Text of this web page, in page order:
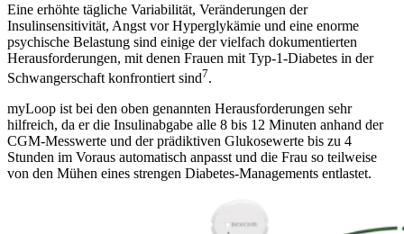
Eine erhöhte tägliche Variabilität, Veränderungen der
Insulinsensitivität, Angst vor Hyperglykämie und eine enorme
psychische Belastung sind einige der vielfach dokumentierten
Herausforderungen, mit denen Frauen mit Typ-1-Diabetes in der
Schwangerschaft konfrontiert sind7.
myLoop ist bei den oben genannten Herausforderungen sehr
hilfreich, da er die Insulinabgabe alle 8 bis 12 Minuten anhand der
CGM-Messwerte und der prädiktiven Glukosewerte bis zu 4
Stunden im Voraus automatisch anpasst und die Frau so teilweise
von den Mühen eines strengen Diabetes-Managements entlastet.